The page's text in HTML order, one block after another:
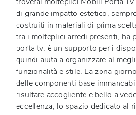
di grande impatto estetico,
costruiti in materiali di prima
tra i molteplici arredi presenti, ha
porta tv: è un supporto per i
quindi aiuta a organizzare al
funzionalità e stile. La zona
delle componenti base
risultare accogliente e bello a
eccellenza, lo spazio dedicato al